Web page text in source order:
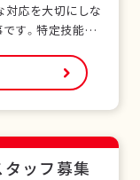
対応を大切にしな
す。特定技能ビ
日本の飲食サー
した雇用形態
フト制…
ッフ募集